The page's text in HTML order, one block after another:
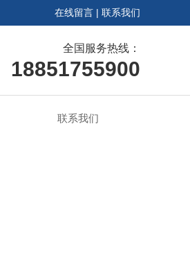
在线留言 | 联系我们
全国服务热线：
18851755900
联系我们